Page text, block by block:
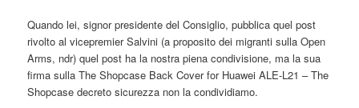
Quando lei, signor presidente del Consiglio, pubblica quel post
rivolto al vicepremier Salvini (a proposito dei migranti sulla Open
Arms, ndr) quel post ha la nostra piena condivisione, ma la sua
firma sulla The Shopcase Back Cover for Huawei ALE-L21 – The
Shopcase decreto sicurezza non la condividiamo.